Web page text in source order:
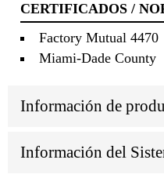
CERTIFICADOS /
Factory Mutual 4470
Miami-Dade County
Información de
Información del